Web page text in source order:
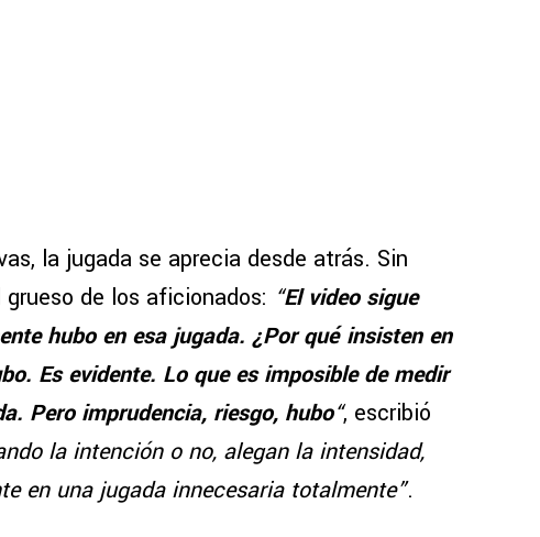
la jugada se aprecia desde atrás. Sin
de los aficionados: “El video sigue
hubo en esa jugada. ¿Por qué insisten en
Es evidente. Lo que es imposible de medir
Pero imprudencia, riesgo, hubo“, escribió
la intención o no, alegan la intensidad,
en una jugada innecesaria totalmente”.